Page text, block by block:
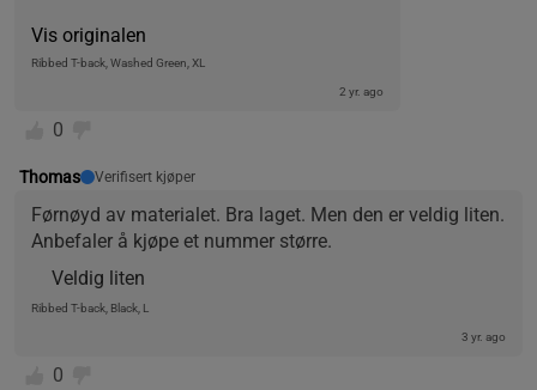
Vis originalen
Ribbed T-back, Washed Green, XL
2 yr. ago
0
Thomas Verifisert kjøper
Førnøyd av materialet. Bra laget. Men den er veldig liten.
Anbefaler å kjøpe et nummer større.
Veldig liten
Ribbed T-back, Black, L
3 yr. ago
0